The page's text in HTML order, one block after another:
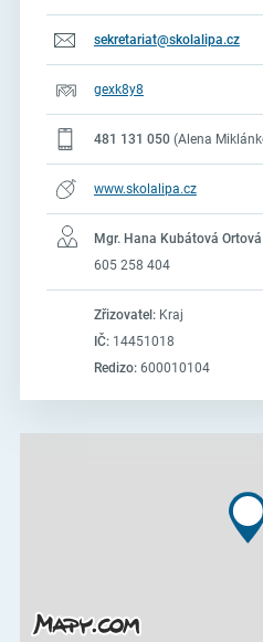
sekretariat@skolalipa.cz
gexk8y8
481 131 050 (Alena
www.skolalipa.cz
Mgr. Hana Kubátová Ortová
605 258 404
Zřizovatel:Kraj
IČ:14451018
Redizo:600010104